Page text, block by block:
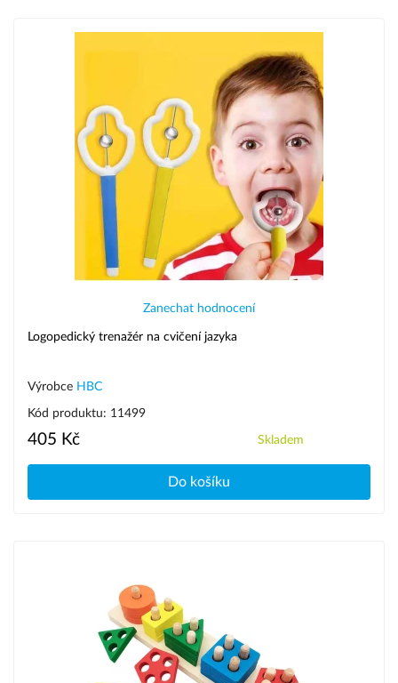
Zanechat hodnocení
Logopedický trenažér na cvičení jazyka
Výrobce HBC
Kód produktu: 11499
405 Kč Skladem
Do košíku